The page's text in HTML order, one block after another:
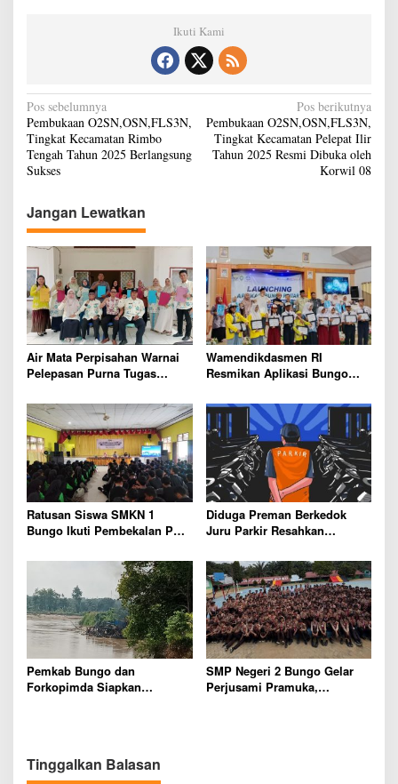
Ikuti Kami
N
a
v
i
g
a
s
i
p
o
s
Pos sebelumnya
Pembukaan O2SN,OSN,FLS3N,
Tingkat Kecamatan Rimbo
Tengah Tahun 2025 Berlangsung
Sukses
Pos berikutnya
Pembukaan O2SN,OSN,FLS3N,
Tingkat Kecamatan Pelepat Ilir
Tahun 2025 Resmi Dibuka oleh
Korwil 08
Jangan Lewatkan
Air Mata Perpisahan Warnai
Pelepasan Purna Tugas
dan Kepala Sekolah
Wamendikdasmen RI
Resmikan Aplikasi Bungo
Pemkab Bungo Tingkatkan
Mutu Pendidikan
Ratusan Siswa SMKN 1
Bungo Ikuti Pembekalan PKL,
Diduga Preman Berkedok
Juru Parkir Resahkan
polres Bungo dan Kapolsek
Diminta Segera Bertindak
Pemkab Bungo dan
Forkopimda Siapkan
SMP Negeri 2 Bungo Gelar
Perjusami Pramuka,
Tinggalkan Balasan